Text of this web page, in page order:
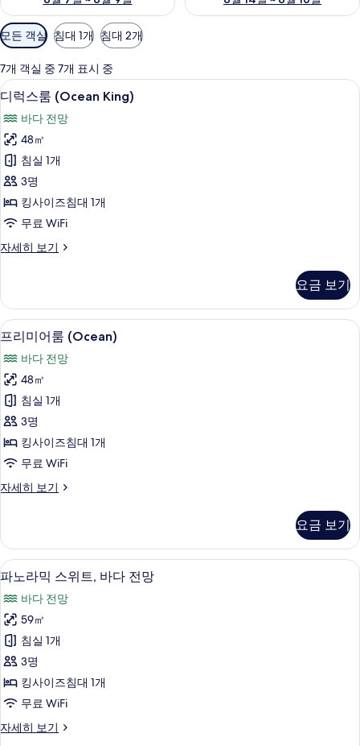
객
실
에
사
용
가
능
한
필
터
모든 객실 침대 1개 침대 2개
7개 객실 중 7개 표시 중
디
럭
스
룸
(Ocean
King)
사
진
모
기
디럭스룸 (Ocean King) | 객실에서 보
7
디럭스룸 (Ocean King)
바다 전망
48㎡
침실 1개
3명
킹사이즈침대 1개
무료 WiFi
자세히 보기
디
(Ocean
King)
자
히
보
기
요금 보기
프
미
어
룸
(Ocean)
사
진
모
보
기
프리미어룸 (Ocean) | 이집트산 면 시
6
프리미어룸 (Ocean)
바다 전망
48㎡
침실 1개
3명
킹사이즈침대 1개
무료 WiFi
자세히 보기
프
룸
(Ocean)
자
세
히
보
기
요금 보기
파
노
라
믹
스
위
트,
바
다
파노라믹 스위트, 바다 전망 | 해변/바
7
파노라믹 스위트, 바다 전망
바다 전망
59㎡
침실 1개
3명
킹사이즈침대 1개
무료 WiFi
자세히 보기
파